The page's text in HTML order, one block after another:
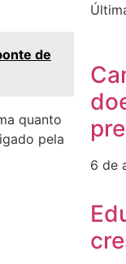
de
quanto
pela
6 de